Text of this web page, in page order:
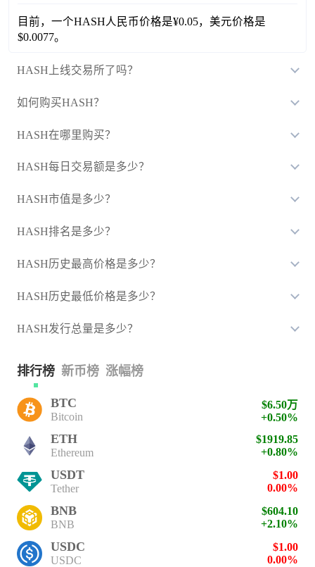
目前，一个HASH人民币价格是¥0.05，美元价格是
$0.0077。
HASH上线交易所了吗？
如何购买HASH？
HASH在哪里购买？
HASH每日交易额是多少？
HASH市值是多少？
HASH排名是多少？
HASH历史最高价格是多少？
HASH历史最低价格是多少？
HASH发行总量是多少？
排行榜 新币榜 涨幅榜
BTC
Bitcoin
$6.50万
+0.50%
ETH
Ethereum
$1919.85
+0.80%
USDT
Tether
$1.00
0.00%
BNB
BNB
$604.10
+2.10%
USDC
USDC
$1.00
0.00%